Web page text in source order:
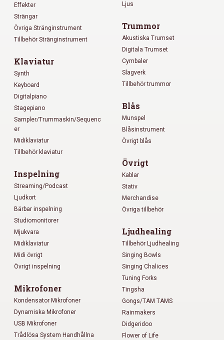
Effekter
Strängar
Övriga Stränginstrument
Tillbehör Stränginstrument
Klaviatur
Synth
Keyboard
Digitalpiano
Stagepiano
Sampler/Trummaskin/Sequenc
er
Midiklaviatur
Tillbehör klaviatur
Inspelning
Streaming/Podcast
Ljudkort
Bärbar inspelning
Studiomonitorer
Mjukvara
Midiklaviatur
Midi övrigt
Övrigt inspelning
Mikrofoner
Kondensator Mikrofoner
Dynamiska Mikrofoner
USB Mikrofoner
Trådlösa System Handhållna
Ljus
Trummor
Akustiska Trumset
Digitala Trumset
Cymbaler
Slagverk
Tillbehör trummor
Blås
Munspel
Blåsinstrument
Övrigt blås
Övrigt
Kablar
Stativ
Merchandise
Övriga tillbehör
Ljudhealing
Tillbehör Ljudhealing
Singing Bowls
Singing Chalices
Tuning Forks
Tingsha
Gongs/TAM TAMS
Rainmakers
Didgeridoo
Flower of Life